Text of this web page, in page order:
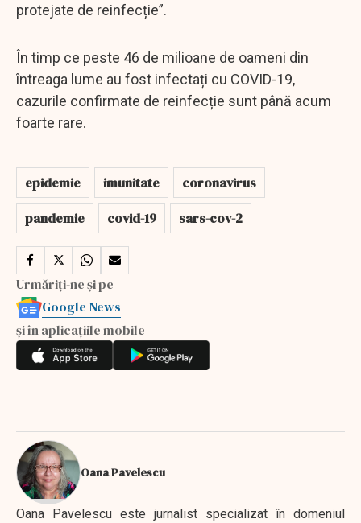
protejate de reinfecție”.
În timp ce peste 46 de milioane de oameni din
întreaga lume au fost infectați cu COVID-19,
cazurile confirmate de reinfecție sunt până acum
foarte rare.
epidemie imunitate
coronavirus
pandemie
covid-19 sars-cov-2
Urmăriți-ne și pe
Google News
și în aplicațiile mobile
Oana Pavelescu
Oana Pavelescu este jurnalist specializat în domeniul